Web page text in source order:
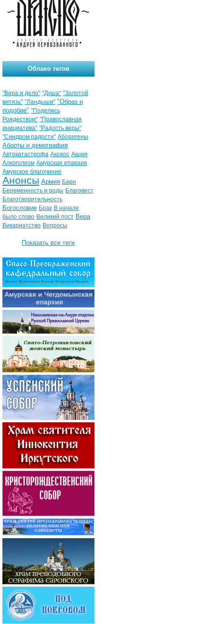
Облако тегов
"Вера и дело" "Душа" "Золотой
витязь" "Ландыши" "Образ и
подобие" "Поделись
Рождеством" "Православная
инициатива" "Радость веры"
"Синдром радости" Аборигены
Аборты и демография
Автокатастрофа Аксиос Акция
Алкоголизм Амурская епархия
Амурское благочиние
Анонсы Армия Бари
Беременность и роды Благовест
Благотворительность
Богословие Брак В начале
было слово Великий пост Вера
Викариатство Вопросы
Показать все теги